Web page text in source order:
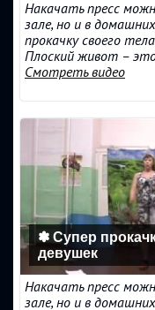
Накачать пресс
зале, но и в
прокачку своего
Плоский живот – это
Смотреть видео
✽ Супер
девушек
Накачать пресс
зале, но и в